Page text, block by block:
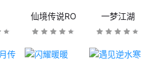
仙境传说RO 一梦江湖